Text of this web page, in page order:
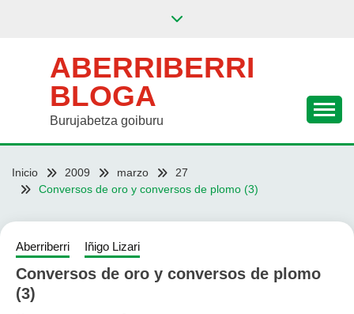
ABERRIBERRI
BLOGA
Burujabetza goiburu
Inicio 2009 marzo
27
Conversos de oro y conversos de plomo (3)
Aberriberri Iñigo Lizari
Conversos de oro y conversos de plomo
(3)